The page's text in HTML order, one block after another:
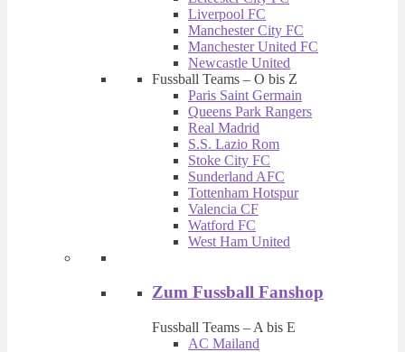
Liverpool FC
Manchester City FC
Manchester United FC
Newcastle United
Fussball Teams – O bis Z
Paris Saint Germain
Queens Park Rangers
Real Madrid
S.S. Lazio Rom
Stoke City FC
Sunderland AFC
Tottenham Hotspur
Valencia CF
Watford FC
West Ham United
Zum Fussball Fanshop
Fussball Teams – A bis E
AC Mailand